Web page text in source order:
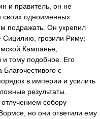
и правитель, он не
своих одноименных
подражать. Он укрепил
Сицилию, грозили Риму;
Кампанье,
и тому подобное. Его
с
в империи и усилить
результаты.
собору
но они ответили ему